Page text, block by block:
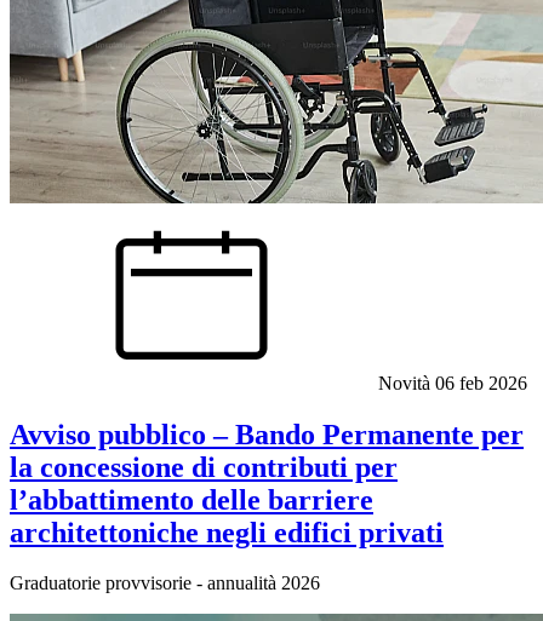
Novità 06 feb 2026
Avviso pubblico – Bando Permanente per
la concessione di contributi per
l’abbattimento delle barriere
architettoniche negli edifici privati
Graduatorie provvisorie - annualità 2026